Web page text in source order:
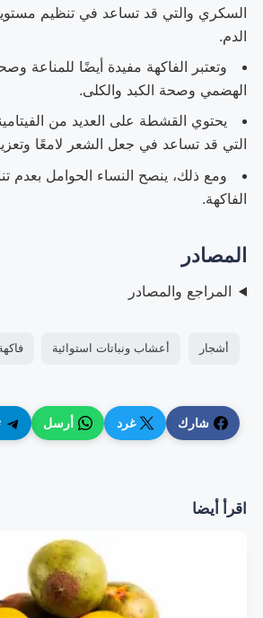
السكري والتي قد تساعد في تنظيم
الدم.
وتعتبر الفاكهة مفيدة أيضًا للمناعة
الهضمي وصحة الكبد والكلى.
يحتوي القشطة على العديد من
التي قد تساعد في جعل الشعر لامعًا
ومع ذلك، ينصح النساء الحوامل بعدم
الفاكهة.
المصادر
المراجع والمصادر
أشجار أعشاب ونباتات استوائية
شارك غرد أرسل
اقرأ أيضا